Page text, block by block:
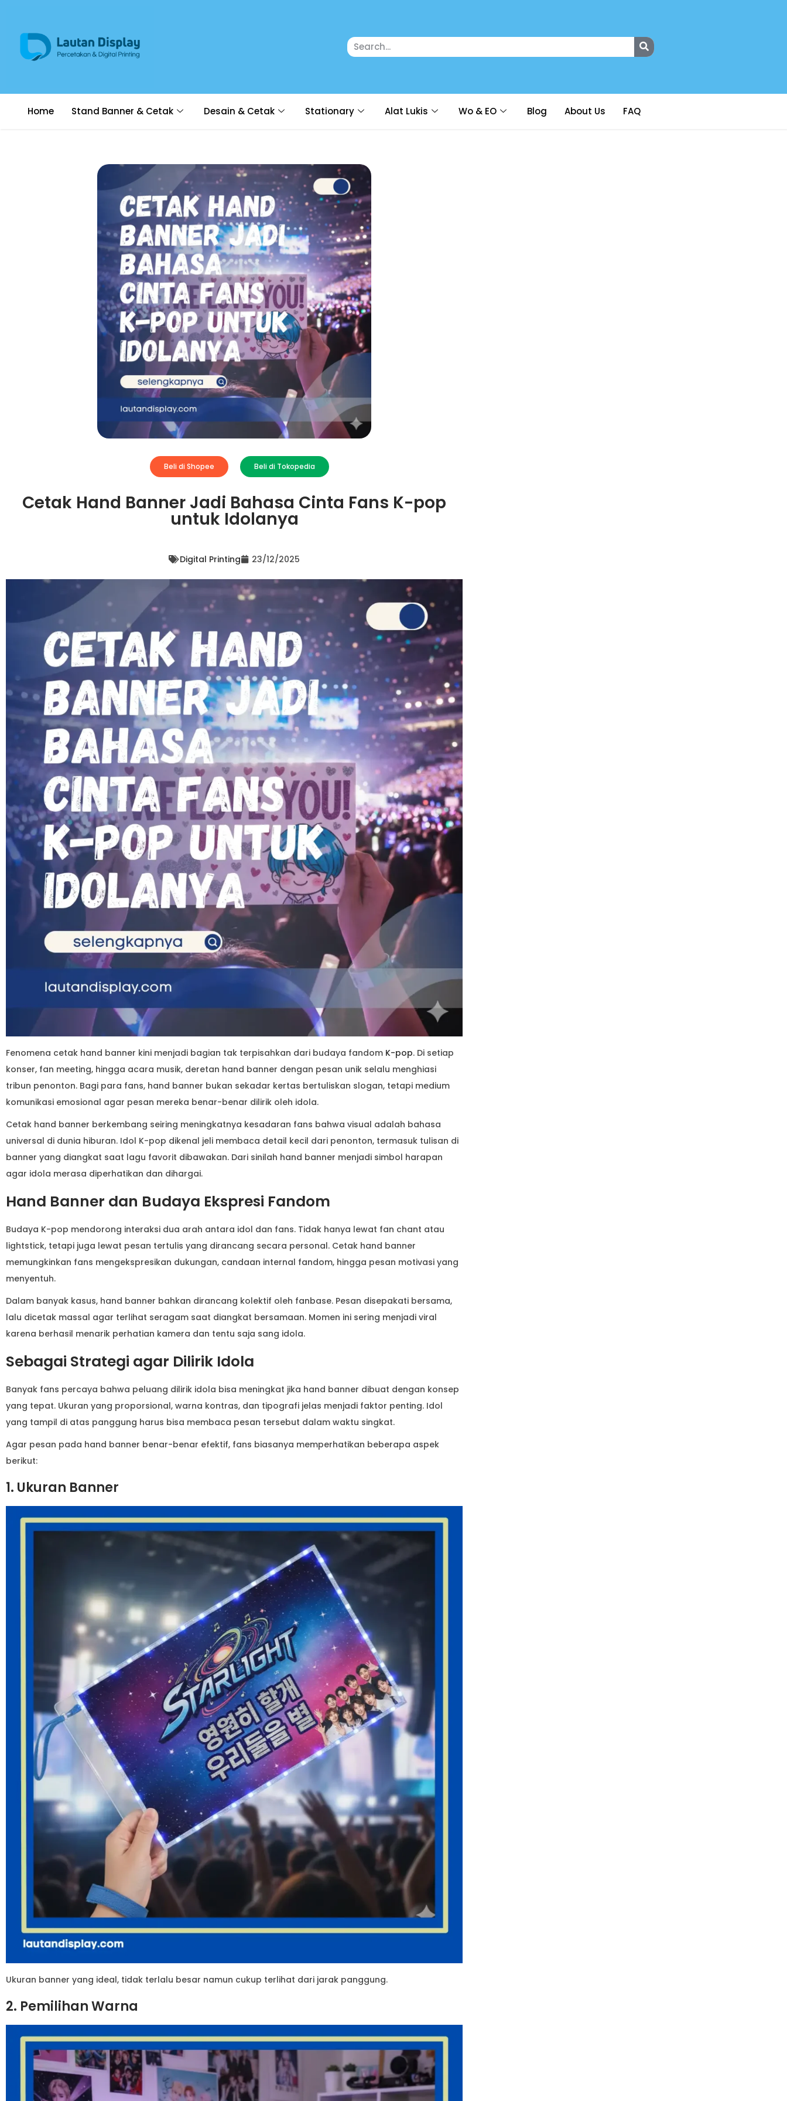
Home Stand Banner & Cetak Desain & Cetak Stationary Alat Lukis Wo & EO Blog About Us FAQ
Beli di Shopee Beli di Tokopedia
Cetak Hand Banner Jadi Bahasa Cinta Fans K-pop
untuk Idolanya
Digital Printing 23/12/2025
Fenomena cetak hand banner kini menjadi bagian tak terpisahkan dari budaya fandom K-pop. Di setiap
konser, fan meeting, hingga acara musik, deretan hand banner dengan pesan unik selalu menghiasi
tribun penonton. Bagi para fans, hand banner bukan sekadar kertas bertuliskan slogan, tetapi medium
komunikasi emosional agar pesan mereka benar-benar dilirik oleh idola.
Cetak hand banner berkembang seiring meningkatnya kesadaran fans bahwa visual adalah bahasa
universal di dunia hiburan. Idol K-pop dikenal jeli membaca detail kecil dari penonton, termasuk tulisan di
banner yang diangkat saat lagu favorit dibawakan. Dari sinilah hand banner menjadi simbol harapan
agar idola merasa diperhatikan dan dihargai.
Hand Banner dan Budaya Ekspresi Fandom
Budaya K-pop mendorong interaksi dua arah antara idol dan fans. Tidak hanya lewat fan chant atau
lightstick, tetapi juga lewat pesan tertulis yang dirancang secara personal. Cetak hand banner
memungkinkan fans mengekspresikan dukungan, candaan internal fandom, hingga pesan motivasi yang
menyentuh.
Dalam banyak kasus, hand banner bahkan dirancang kolektif oleh fanbase. Pesan disepakati bersama,
lalu dicetak massal agar terlihat seragam saat diangkat bersamaan. Momen ini sering menjadi viral
karena berhasil menarik perhatian kamera dan tentu saja sang idola.
Sebagai Strategi agar Dilirik Idola
Banyak fans percaya bahwa peluang dilirik idola bisa meningkat jika hand banner dibuat dengan konsep
yang tepat. Ukuran yang proporsional, warna kontras, dan tipografi jelas menjadi faktor penting. Idol
yang tampil di atas panggung harus bisa membaca pesan tersebut dalam waktu singkat.
Agar pesan pada hand banner benar-benar efektif, fans biasanya memperhatikan beberapa aspek
berikut:
1. Ukuran Banner
Ukuran banner yang ideal, tidak terlalu besar namun cukup terlihat dari jarak panggung.
2. Pemilihan Warna